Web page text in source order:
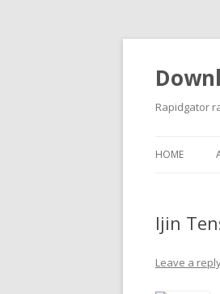
Rapidgator
HOME
Ijin
Leave a